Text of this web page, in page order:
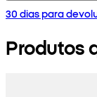
30 dias para
Produtos